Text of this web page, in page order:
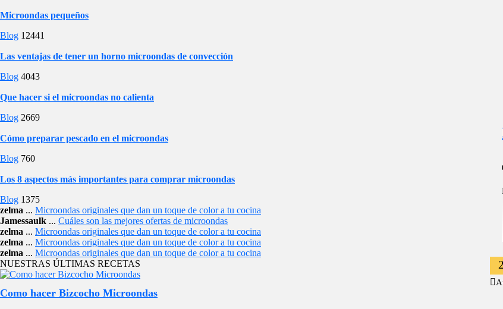
Microondas pequeños
Blog 12441
Las ventajas de tener un horno microondas de convección
Blog 4043
Que hacer si el microondas no calienta
Blog 2669
Cómo preparar pescado en el microondas
Blog 760
Los 8 aspectos más importantes para comprar microondas
Blog 1375
zelma ... Microondas originales que dan un toque de color a tu cocina
Jamessaulk ... Cuáles son las mejores ofertas de microondas
zelma ... Microondas originales que dan un toque de color a tu cocina
zelma ... Microondas originales que dan un toque de color a tu cocina
zelma ... Microondas originales que dan un toque de color a tu cocina
NUESTRAS ÚLTIMAS RECETAS
Como hacer Bizcocho Microondas